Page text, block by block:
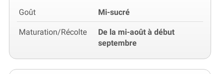
Goût Mi-sucré
Maturation/Récolte
De la mi-août à début
septembre